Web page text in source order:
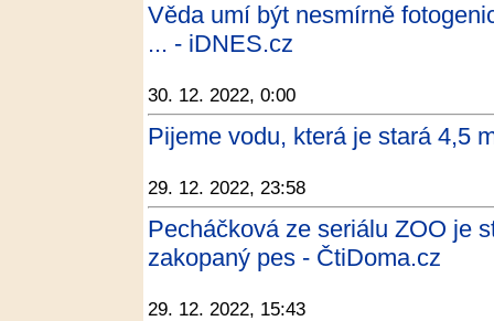
Věda umí být nesmírně
... - iDNES.cz
30. 12. 2022, 0:00
Pijeme vodu, která je stará 4,5
29. 12. 2022, 23:58
Pecháčková ze seriálu ZOO je
zakopaný pes - ČtiDoma.cz
29. 12. 2022, 15:43